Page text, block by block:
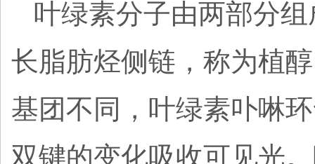
叶绿素分子由两部分
长脂肪烃侧链，称为植
基团不同，叶绿素卟啉
双键的变化吸收可见光